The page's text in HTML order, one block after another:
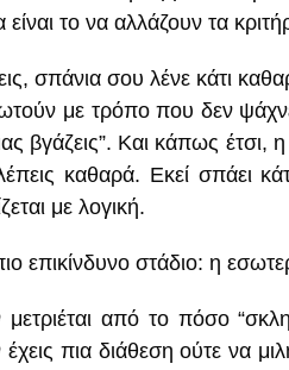
το να αλλάζουν τα
σπάνια σου λένε κάτι
με τρόπο που δεν
βγάζεις”. Και κάπως έτσι,
καθαρά. Εκεί σπάει
με λογική.
επικίνδυνο στάδιο: η
από το πόσο
έχεις πια διάθεση ούτε να